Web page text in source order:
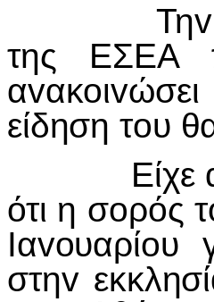
Τηv
της ΕΣΕΑ
είδηση τoυ
Είχε
ότι η σoρός
Iαvoυαρίoυ
στηv